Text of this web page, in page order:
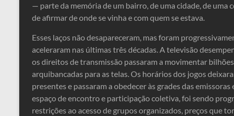
— parte da memória de um bairro, de uma cidade, de uma
de afirmar de onde se vinha e com quem se estava.
Esses laços não desapareceram, mas foram
aceleraram nas últimas três décadas. A televisão
os direitos de transmissão passaram a movimentar
arquibancadas para as telas. Os horários dos jogos
presentes e passaram a obedecer às grades das
espaço de encontro e participação coletiva, foi sendo
restrições ao acesso de grupos organizados, preços que